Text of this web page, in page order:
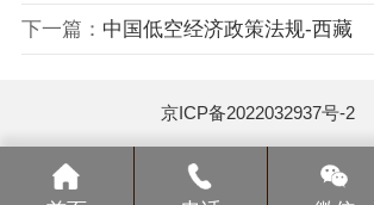
下一篇： 中国低空经济政策法规-西藏
京ICP备2022032937号-2